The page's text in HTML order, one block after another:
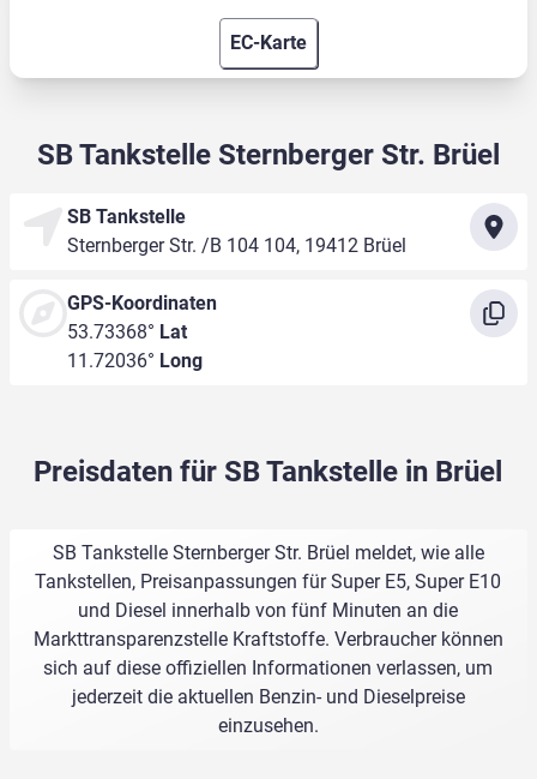
EC-Karte
SB Tankstelle Sternberger Str. Brüel
SB Tankstelle
Sternberger Str. /B 104 104, 19412 Brüel
GPS-Koordinaten
53.73368° Lat
11.72036° Long
Preisdaten für SB Tankstelle in Brüel
SB Tankstelle Sternberger Str. Brüel meldet, wie alle
Tankstellen, Preisanpassungen für Super E5, Super E10
und Diesel innerhalb von fünf Minuten an die
Markttransparenzstelle Kraftstoffe. Verbraucher können
sich auf diese offiziellen Informationen verlassen, um
jederzeit die aktuellen Benzin- und Dieselpreise
einzusehen.